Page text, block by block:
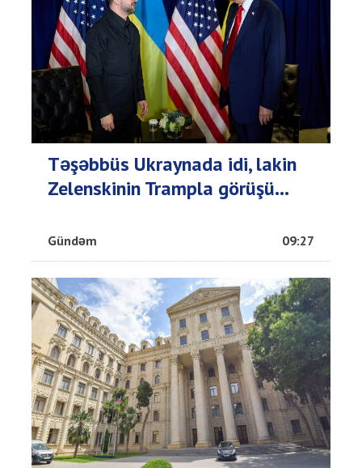
Təşəbbüs Ukraynada idi, lakin
Zelenskinin Trampla görüşü...
Gündəm 09:27